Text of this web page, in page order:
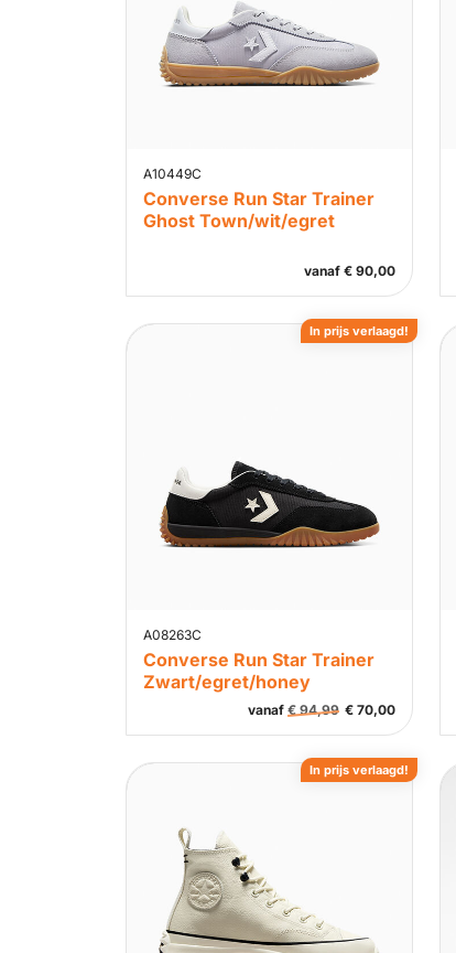
A10449C
Converse Run Star Trainer
Ghost Town/wit/egret
vanaf € 90,00
A08263C
Converse Run Star Trainer
Zwart/egret/honey
vanaf €94,99 € 70,00
In prijs verlaagd!
In prijs verlaagd!